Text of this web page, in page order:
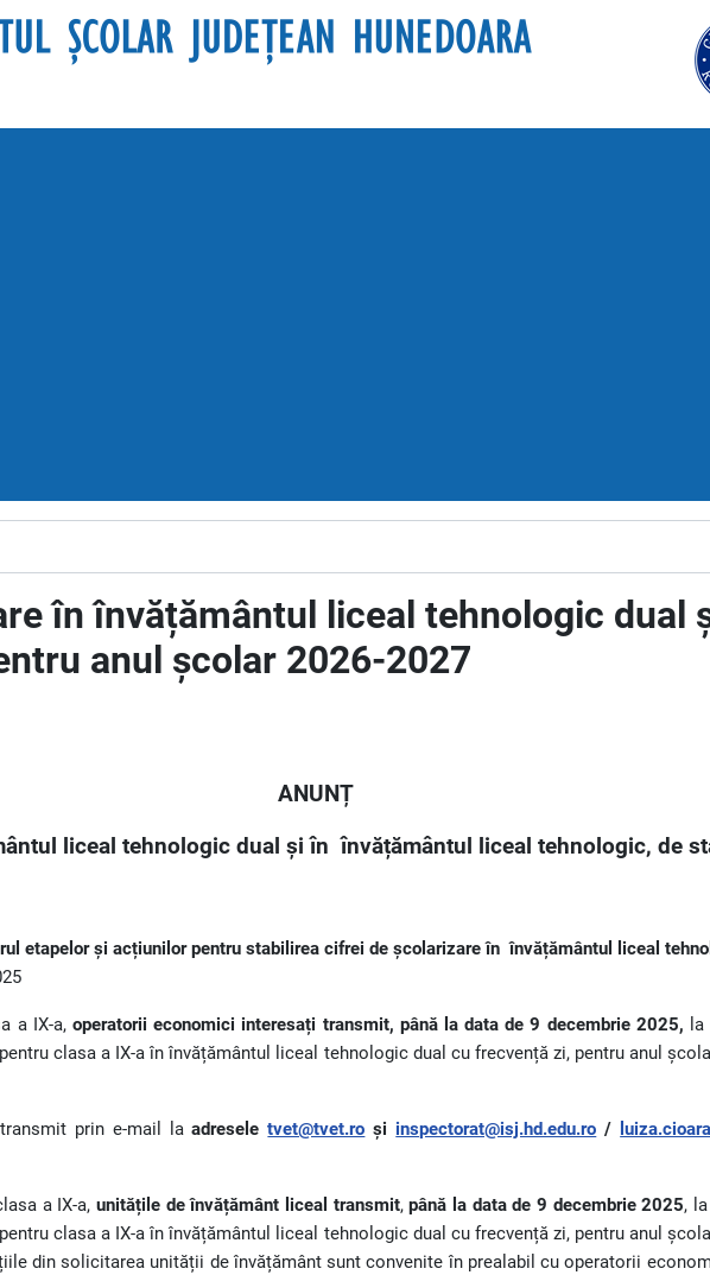
în învățământul liceal tehnologic dual
anul școlar 2026-2027
ANUNȚ
liceal tehnologic dual și în învățământul liceal tehnologic, de
etapelor și acțiunilor pentru stabilirea cifrei de școlarizare în învățământul liceal
a IX-a, operatorii economici interesați transmit, până la data de 9 decembrie 2025,
clasa a IX-a în învățământul liceal tehnologic dual cu frecvență zi, pentru anul
prin e-mail laadreseletvet@tvet.ro și inspectorat@isj.hd.edu.ro /
a IX-a, unitățile de învățământ liceal transmit,până la data de 9 decembrie 2025,
clasa a IX-a în învățământul liceal tehnologic dual cu frecvență zi, pentru anul
din solicitarea unității de învățământ sunt convenite în prealabil cu operatorii